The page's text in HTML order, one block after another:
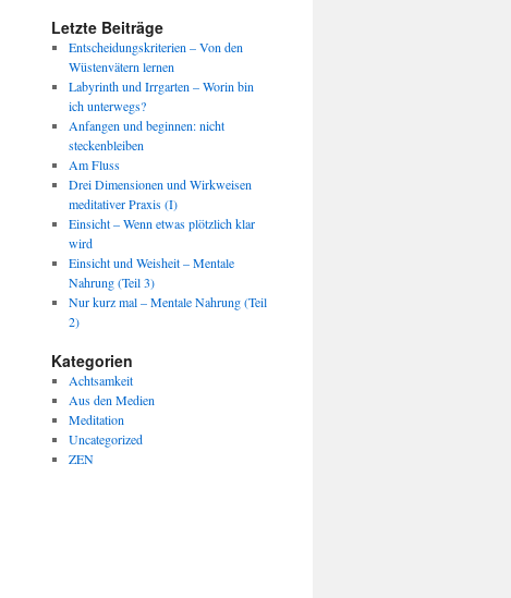
Letzte Beiträge
Entscheidungskriterien – Von den
Wüstenvätern lernen
Labyrinth und Irrgarten – Worin bin
ich unterwegs?
Anfangen und beginnen: nicht
steckenbleiben
Am Fluss
Drei Dimensionen und Wirkweisen
meditativer Praxis (I)
Einsicht – Wenn etwas plötzlich klar
wird
Einsicht und Weisheit – Mentale
Nahrung (Teil 3)
Nur kurz mal – Mentale Nahrung (Teil
2)
Kategorien
Achtsamkeit
Aus den Medien
Meditation
Uncategorized
ZEN